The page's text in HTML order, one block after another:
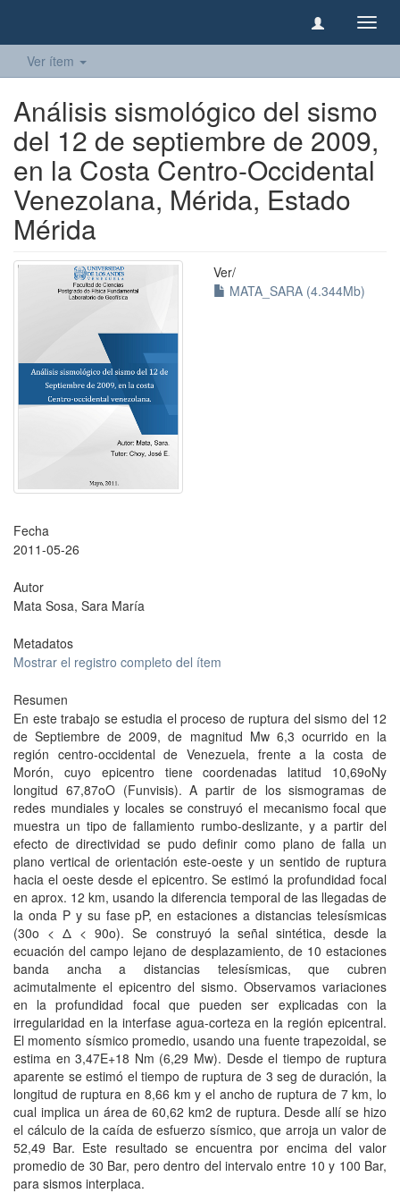
Ver ítem
Análisis sismológico del sismo
del 12 de septiembre de 2009,
en la Costa Centro-Occidental
Venezolana, Mérida, Estado
Mérida
Ver/
MATA_SARA (4.344Mb)
Fecha
2011-05-26
Autor
Mata Sosa, Sara María
Metadatos
Mostrar el registro completo del ítem
Resumen
En este trabajo se estudia el proceso de ruptura del sismo del 12
de Septiembre de 2009, de magnitud Mw 6,3 ocurrido en la
región centro-occidental de Venezuela, frente a la costa de
Morón, cuyo epicentro tiene coordenadas latitud 10,69oNy
longitud 67,87oO (Funvisis). A partir de los sismogramas de
redes mundiales y locales se construyó el mecanismo focal que
muestra un tipo de fallamiento rumbo-deslizante, y a partir del
efecto de directividad se pudo definir como plano de falla un
plano vertical de orientación este-oeste y un sentido de ruptura
hacia el oeste desde el epicentro. Se estimó la profundidad focal
en aprox. 12 km, usando la diferencia temporal de las llegadas de
la onda P y su fase pP, en estaciones a distancias telesísmicas
(30o < Δ < 90o). Se construyó la señal sintética, desde la
ecuación del campo lejano de desplazamiento, de 10 estaciones
banda ancha a distancias telesísmicas, que cubren
acimutalmente el epicentro del sismo. Observamos variaciones
en la profundidad focal que pueden ser explicadas con la
irregularidad en la interfase agua-corteza en la región epicentral.
El momento sísmico promedio, usando una fuente trapezoidal, se
estima en 3,47E+18 Nm (6,29 Mw). Desde el tiempo de ruptura
aparente se estimó el tiempo de ruptura de 3 seg de duración, la
longitud de ruptura en 8,66 km y el ancho de ruptura de 7 km, lo
cual implica un área de 60,62 km2 de ruptura. Desde allí se hizo
el cálculo de la caída de esfuerzo sísmico, que arroja un valor de
52,49 Bar. Este resultado se encuentra por encima del valor
promedio de 30 Bar, pero dentro del intervalo entre 10 y 100 Bar,
para sismos interplaca.